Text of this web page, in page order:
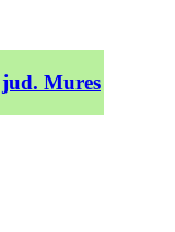
Mures